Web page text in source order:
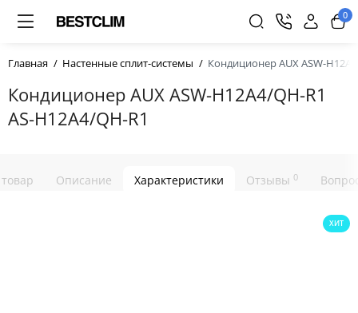
0
Главная Настенные сплит-системы Кондиционер AUX ASW-
Кондиционер AUX ASW-H12A4/QH-R1
AS-H12A4/QH-R1
Описание Характеристики Отзывы 0
ХИТ